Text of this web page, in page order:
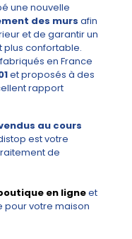
une nouvelle
des murs afin
et de garantir un
plus confortable.
en France
et proposés à des
rapport
au cours
est votre
de
en ligneet
pour votre maison